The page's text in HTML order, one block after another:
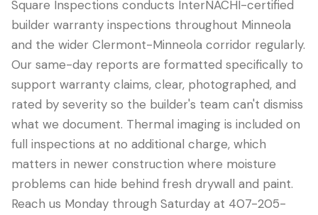
Square Inspections conducts InterNACHI-certified
builder warranty inspections throughout Minneola
and the wider Clermont-Minneola corridor regularly.
Our same-day reports are formatted specifically to
support warranty claims, clear, photographed, and
rated by severity so the builder's team can't dismiss
what we document. Thermal imaging is included on
full inspections at no additional charge, which
matters in newer construction where moisture
problems can hide behind fresh drywall and paint.
Reach us Monday through Saturday at 407-205-